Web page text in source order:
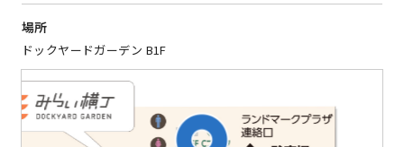
場所
ドックヤードガーデン B1F